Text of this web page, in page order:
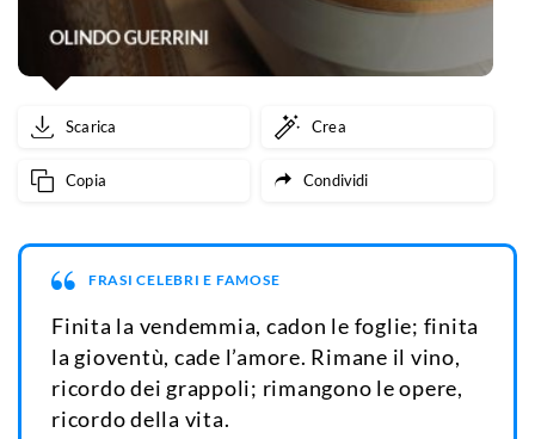
Scarica Crea
Copia Condividi
FRASI CELEBRI E FAMOSE
Finita la vendemmia, cadon le foglie; finita
la gioventù, cade l’amore. Rimane il vino,
ricordo dei grappoli; rimangono le opere,
ricordo della vita.